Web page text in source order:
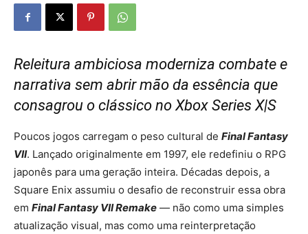
Releitura ambiciosa moderniza combate e
narrativa sem abrir mão da essência que
consagrou o clássico no Xbox Series X|S
Poucos jogos carregam o peso cultural de Final Fantasy
VII. Lançado originalmente em 1997, ele redefiniu o RPG
japonês para uma geração inteira. Décadas depois, a
Square Enix assumiu o desafio de reconstruir essa obra
em Final Fantasy VII Remake — não como uma simples
atualização visual, mas como uma reinterpretação